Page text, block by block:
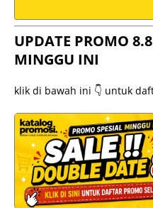
UPDATE PROMO
MINGGU INI
klik di bawah ini 👇 untuk